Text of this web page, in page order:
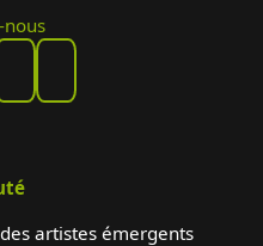
nous
artistes émergents